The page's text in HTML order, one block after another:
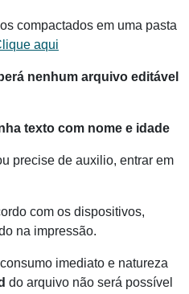
compactados em uma pasta
aqui
nenhum arquivo editável
texto com nome e idade
precise de auxilio, entrar em
com os dispositivos,
na impressão.
imediato e natureza
do arquivo não será possível